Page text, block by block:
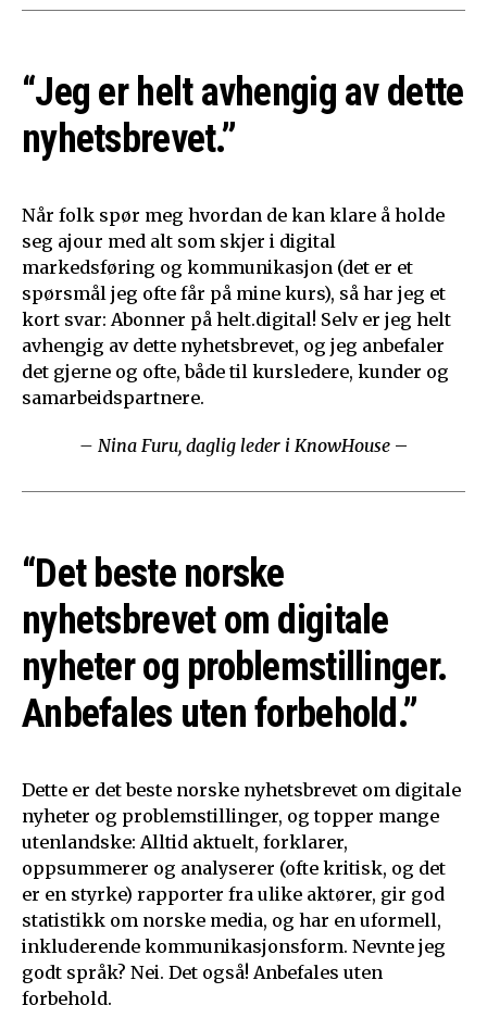
“Jeg er helt avhengig av dette
nyhetsbrevet.”
Når folk spør meg hvordan de kan klare å holde
seg ajour med alt som skjer i digital
markedsføring og kommunikasjon (det er et
spørsmål jeg ofte får på mine kurs), så har jeg et
kort svar: Abonner på helt.digital! Selv er jeg helt
avhengig av dette nyhetsbrevet, og jeg anbefaler
det gjerne og ofte, både til kursledere, kunder og
samarbeidspartnere.
– Nina Furu, daglig leder i KnowHouse –
“Det beste norske
nyhetsbrevet om digitale
nyheter og problemstillinger.
Anbefales uten forbehold.”
Dette er det beste norske nyhetsbrevet om digitale
nyheter og problemstillinger, og topper mange
utenlandske: Alltid aktuelt, forklarer,
oppsummerer og analyserer (ofte kritisk, og det
er en styrke) rapporter fra ulike aktører, gir god
statistikk om norske media, og har en uformell,
inkluderende kommunikasjonsform. Nevnte jeg
godt språk? Nei. Det også! Anbefales uten
forbehold.